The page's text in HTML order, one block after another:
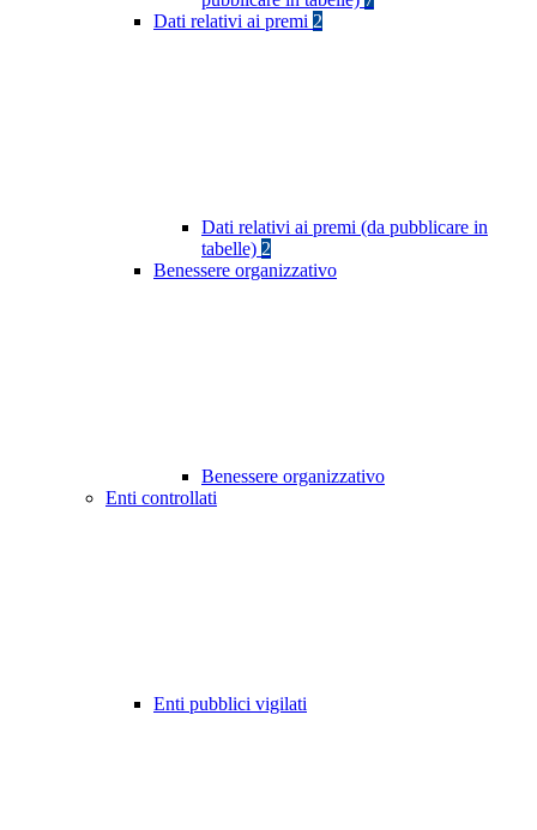
Dati relativi ai premi 2
Dati relativi ai premi (da pubblicare in
tabelle) 2
Benessere organizzativo
Benessere organizzativo
Enti controllati
Enti pubblici vigilati